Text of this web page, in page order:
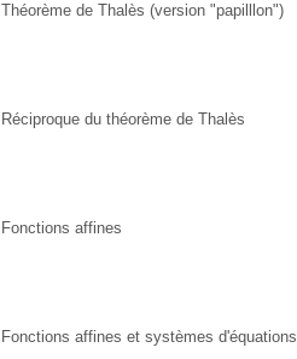
Théorème de Thalès (version "papilllon")
Réciproque du théorème de Thalès
Fonctions affines
Fonctions affines et systèmes d'équations